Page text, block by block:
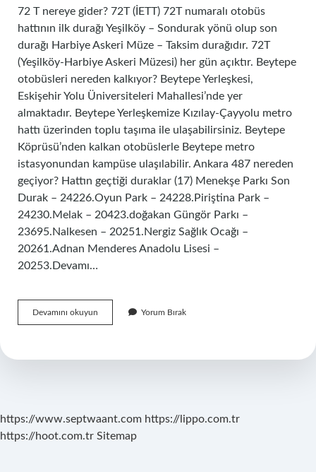
72 T nereye gider? 72T (İETT) 72T numaralı otobüs
hattının ilk durağı Yeşilköy – Sondurak yönü olup son
durağı Harbiye Askeri Müze – Taksim durağıdır. 72T
(Yeşilköy-Harbiye Askeri Müzesi) her gün açıktır. Beytepe
otobüsleri nereden kalkıyor? Beytepe Yerleşkesi,
Eskişehir Yolu Üniversiteleri Mahallesi’nde yer
almaktadır. Beytepe Yerleşkemize Kızılay-Çayyolu metro
hattı üzerinden toplu taşıma ile ulaşabilirsiniz. Beytepe
Köprüsü’nden kalkan otobüslerle Beytepe metro
istasyonundan kampüse ulaşılabilir. Ankara 487 nereden
geçiyor? Hattın geçtiği duraklar (17) Menekşe Parkı Son
Durak – 24226.Oyun Park – 24228.Piriştina Park –
24230.Melak – 20423.doğakan Güngör Parkı –
23695.Nalkesen – 20251.Nergiz Sağlık Ocağı –
20261.Adnan Menderes Anadolu Lisesi –
20253.Devamı…
Devamını okuyun
Nereye
Yorum Bırak
https://www.septwaant.com https://lippo.com.tr
https://hoot.com.tr Sitemap